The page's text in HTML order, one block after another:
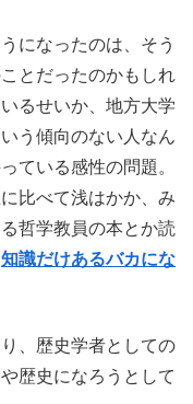
になったのは、そう
とだったのかもしれ
るせいか、地方大学
う傾向のない人なん
ている感性の問題。
比べて浅はかか、み
哲学教員の本とか読
知識だけあるバカにな
、歴史学者としての
歴史になろうとして